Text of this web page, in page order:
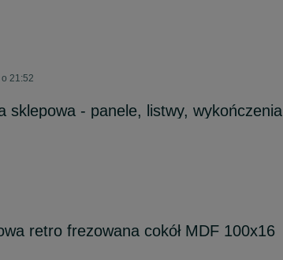
21:52
sklepowa - panele, listwy, wykończenia
retro frezowana cokół MDF 100x16